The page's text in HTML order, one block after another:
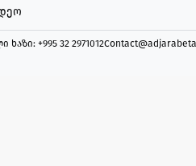
ხაზი: +995 32 2971012